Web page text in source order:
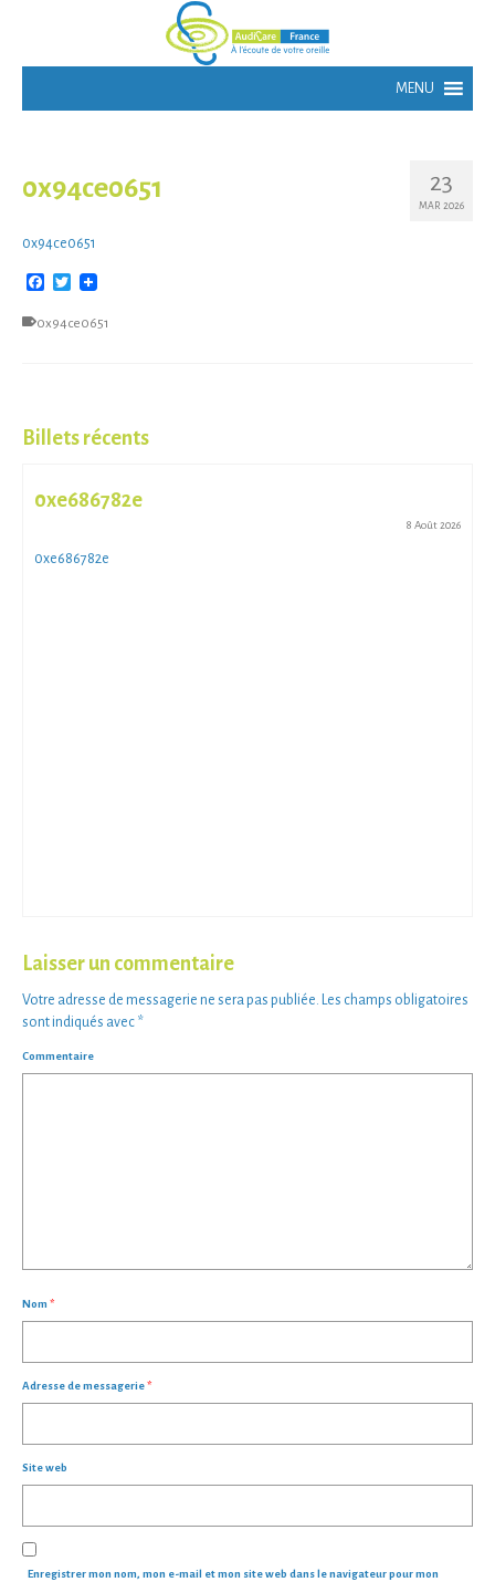
23
MAR 2026
0x94ce0651
0x94ce0651
Facebook
Twitter
0x94ce0651
Billets récents
0xe686782e
8 Août 2026
0xe686782e
Laisser un commentaire
Votre adresse de messagerie ne sera pas publiée. Les champs obligatoires
sont indiqués avec *
Commentaire
Nom *
Adresse de messagerie*
Site web
Enregistrer mon nom, mon e-mail et mon site web dans le navigateur pour mon